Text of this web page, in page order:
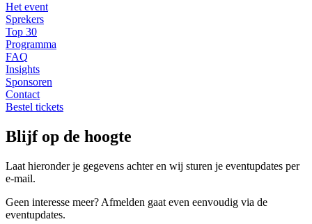
Het event
Sprekers
Top 30
Programma
FAQ
Insights
Sponsoren
Contact
Bestel tickets
Blijf op de hoogte
Laat hieronder je gegevens achter en wij sturen je eventupdates per
e-mail.
Geen interesse meer? Afmelden gaat even eenvoudig via de
eventupdates.